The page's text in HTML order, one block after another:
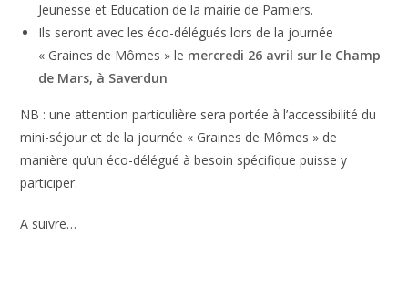
Jeunesse et Education de la mairie de Pamiers.
Ils seront avec les éco-délégués lors de la journée
« Graines de Mômes » le mercredi 26 avril sur le Champ
de Mars, à Saverdun
NB : une attention particulière sera portée à l’accessibilité du
mini-séjour et de la journée « Graines de Mômes » de
manière qu’un éco-délégué à besoin spécifique puisse y
participer.
A suivre…